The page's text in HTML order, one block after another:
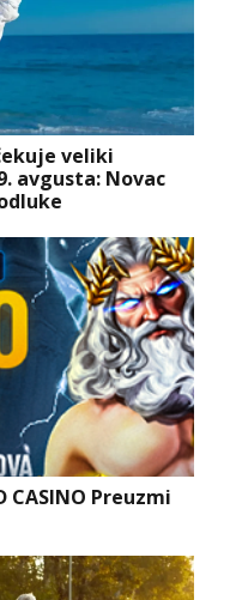
veliki
avgusta: Novac
CASINO Preuzmi